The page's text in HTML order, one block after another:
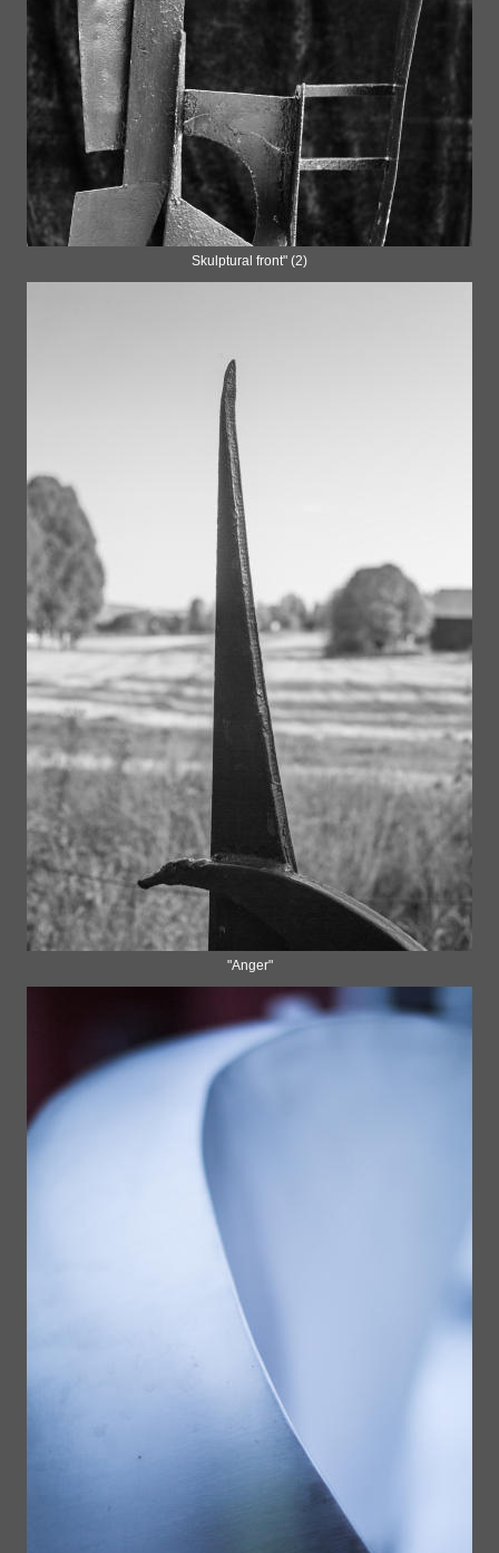
Skulptural front" (2)
"Anger"